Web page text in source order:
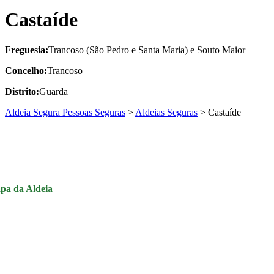
Castaíde
Freguesia:Trancoso (São Pedro e Santa Maria) e Souto Maior
Concelho:Trancoso
Distrito:Guarda
Aldeia Segura Pessoas Seguras > Aldeias Seguras > Castaíde
da Aldeia